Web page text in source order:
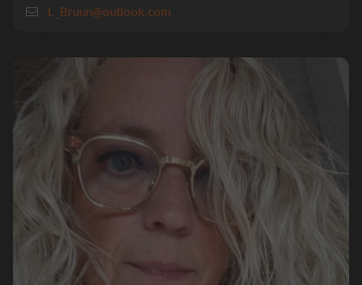
L_Bruun@outlook.com